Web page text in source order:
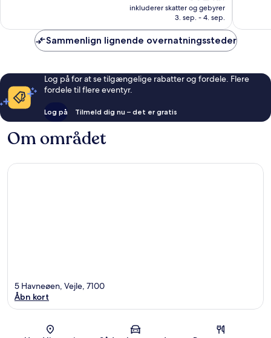
anmeldelser
er
892 kr.
inkluderer skatter og gebyrer
3. sep. - 4. sep.
Sammenlign lignende overnatningssteder
Log på for at se tilgængelige rabatter og fordele. Flere
fordele til flere eventyr.
Log på Tilmeld dig nu – det er gratis
Om området
Kort
5 Havneøen, Vejle, 7100
Åbn kort